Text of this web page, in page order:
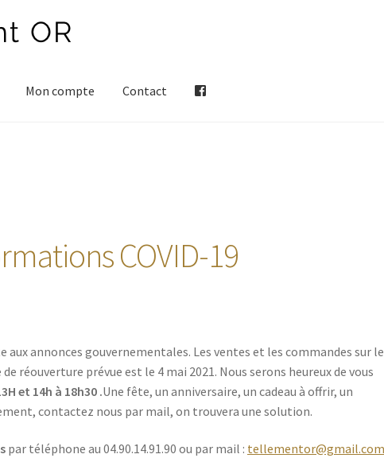
Mon compte Contact
COVID-19
annonces gouvernementales. Les ventes et les commandes sur
réouverture prévue est le 4 mai 2021. Nous serons heureux de vous
et 14h à 18h30 .Une fête, un anniversaire, un cadeau à offrir, un
contactez nous par mail, on trouvera une solution.
par téléphone au 04.90.14.91.90 ou par mail : tellementor@gmail.com